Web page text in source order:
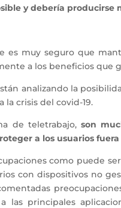
y debería producirse
es muy seguro que
a los beneficios que
analizando la
crisis del covid-19.
de teletrabajo, son
a los usuarios
como puede
con dispositivos no
las principales